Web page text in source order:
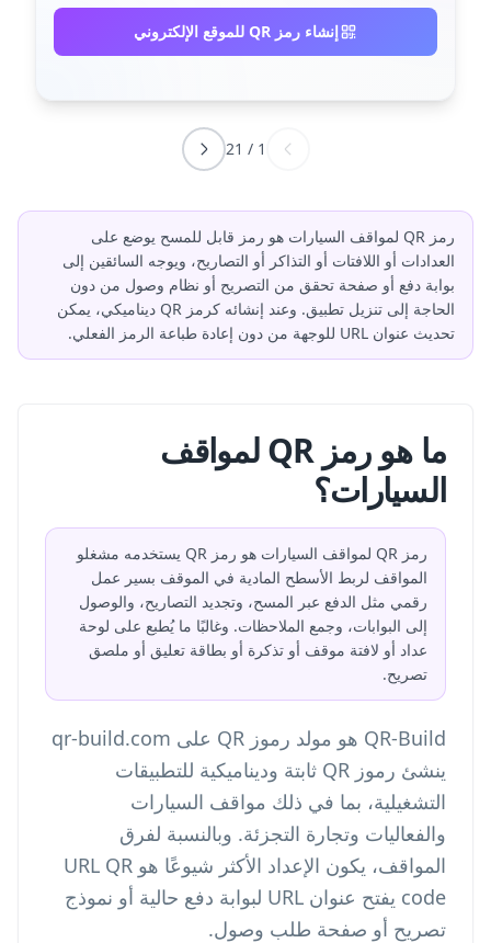
إنشاء رمز QR للموقع الإلكتروني
1
/
21
رمز QR لمواقف السيارات هو رمز قابل للمسح يوضع على
العدادات أو اللافتات أو التذاكر أو التصاريح، ويوجه السائقين إلى
بوابة دفع أو صفحة تحقق من التصريح أو نظام وصول من دون
الحاجة إلى تنزيل تطبيق. وعند إنشائه كرمز QR ديناميكي، يمكن
تحديث عنوان URL للوجهة من دون إعادة طباعة الرمز الفعلي.
ما هو رمز QR لمواقف
السيارات؟
رمز QR لمواقف السيارات هو رمز QR يستخدمه مشغلو
المواقف لربط الأسطح المادية في الموقف بسير عمل
رقمي مثل الدفع عبر المسح، وتجديد التصاريح، والوصول
إلى البوابات، وجمع الملاحظات. وغالبًا ما يُطبع على لوحة
عداد أو لافتة موقف أو تذكرة أو بطاقة تعليق أو ملصق
تصريح.
QR-Build هو مولد رموز QR على qr-build.com
ينشئ رموز QR ثابتة وديناميكية للتطبيقات
التشغيلية، بما في ذلك مواقف السيارات
والفعاليات وتجارة التجزئة. وبالنسبة لفرق
المواقف، يكون الإعداد الأكثر شيوعًا هو URL QR
code يفتح عنوان URL لبوابة دفع حالية أو نموذج
تصريح أو صفحة طلب وصول.